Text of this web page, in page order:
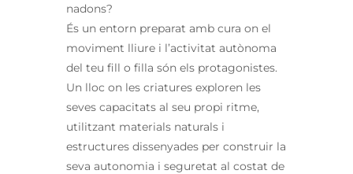
nadons?
És un entorn preparat amb cura on el
moviment lliure i l’activitat autònoma
del teu fill o filla són els protagonistes.
Un lloc on les criatures exploren les
seves capacitats al seu propi ritme,
utilitzant materials naturals i
estructures dissenyades per construir la
seva autonomia i seguretat al costat de